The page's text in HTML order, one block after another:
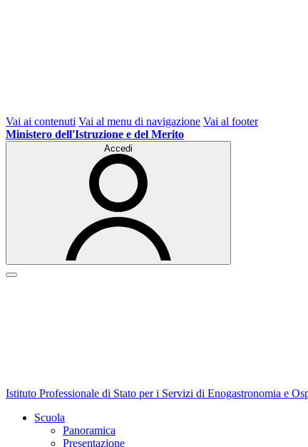
Vai ai contenuti Vai al menu di navigazione Vai al footer
Ministero dell'Istruzione e del Merito
Accedi
Istituto Professionale di Stato per i Servizi di Enogastronomia e
Scuola
Panoramica
Presentazione